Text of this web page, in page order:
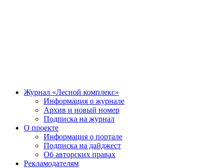
Журнал «Лесной комплекс»
Информация о журнале
Архив и новый номер
Подписка на журнал
О проекте
Информация о портале
Подписка на дайджест
Об авторских правах
Рекламодателям